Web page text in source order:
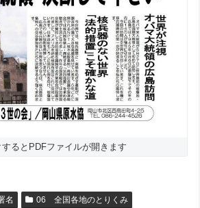
するとPDFファイルが開きます
名
06 全国各地のとりくみ